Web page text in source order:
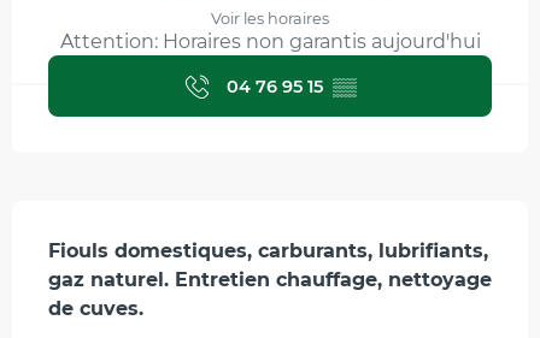
Voir les horaires
Attention: Horaires non garantis aujourd'hui
04 76 95 15 ▒▒
Description
Fiouls domestiques, carburants, lubrifiants,
gaz naturel. Entretien chauffage, nettoyage
de cuves.